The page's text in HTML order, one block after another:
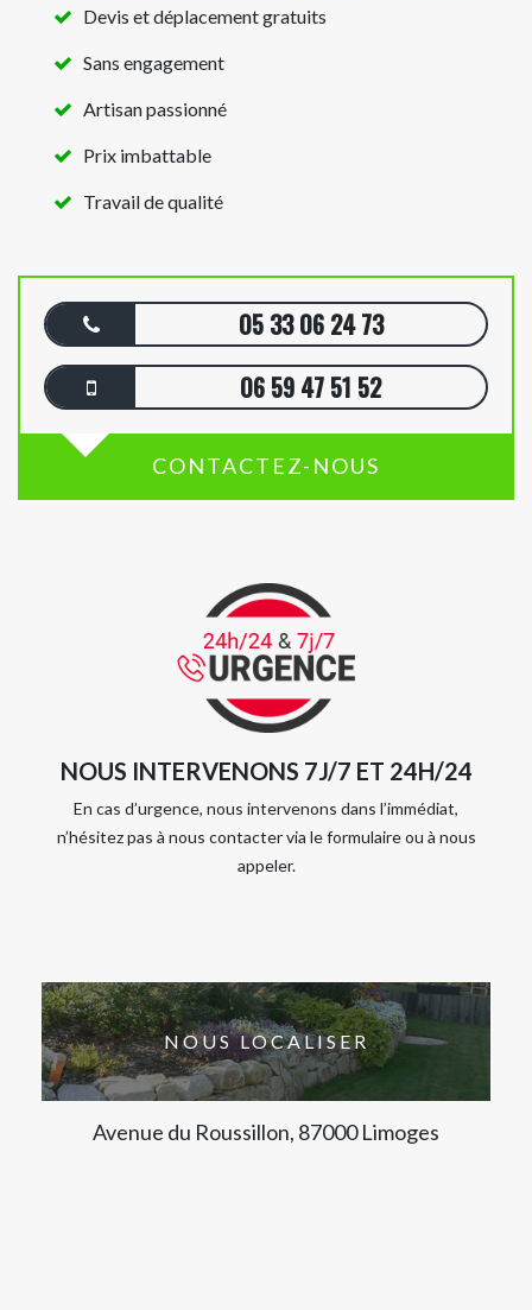
Devis et déplacement gratuits
Sans engagement
Artisan passionné
Prix imbattable
Travail de qualité
05 33 06 24 73
06 59 47 51 52
CONTACTEZ-NOUS
NOUS INTERVENONS 7J/7 ET 24H/24
En cas d’urgence, nous intervenons dans l’immédiat,
n’hésitez pas à nous contacter via le formulaire ou à nous
appeler.
NOUS LOCALISER
Avenue du Roussillon, 87000 Limoges